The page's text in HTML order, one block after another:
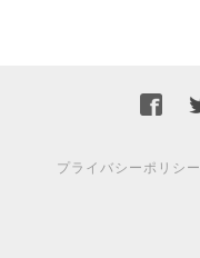
プライバシーポリシー